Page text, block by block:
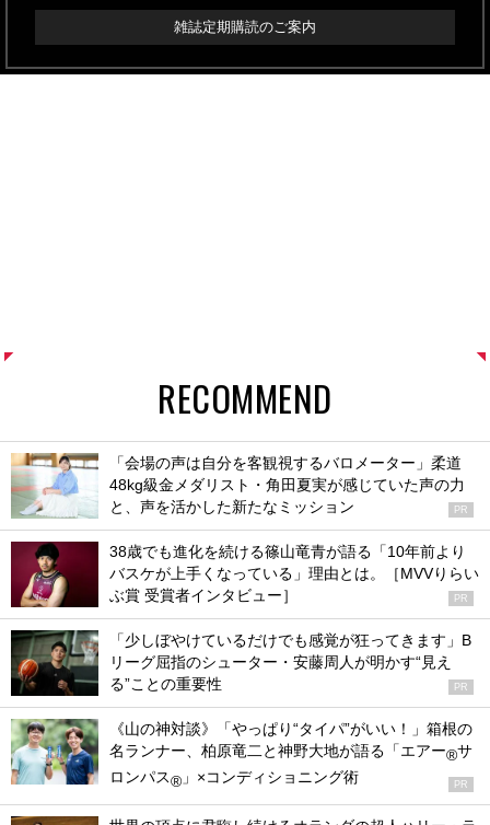
雑誌定期購読のご案内
RECOMMEND
「会場の声は自分を客観視するバロメーター」柔道
48kg級金メダリスト・角田夏実が感じていた声の力
と、声を活かした新たなミッション
PR
38歳でも進化を続ける篠山竜青が語る「10年前より
バスケが上手くなっている」理由とは。［MVVりらい
ぶ賞 受賞者インタビュー］
PR
「少しぼやけているだけでも感覚が狂ってきます」B
リーグ屈指のシューター・安藤周人が明かす“見え
る”ことの重要性
PR
《山の神対談》「やっぱり“タイパ”がいい！」箱根の
名ランナー、柏原竜二と神野大地が語る「エアー®サ
ロンパス® 」×コンディショニング術 PR